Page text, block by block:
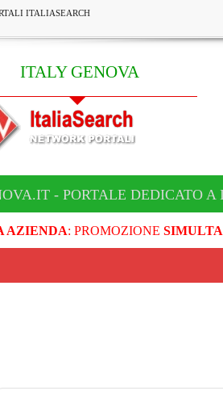
ITALIASEARCH
ITALY GENOVA
- PORTALE DEDICATO A
AZIENDA: PROMOZIONE